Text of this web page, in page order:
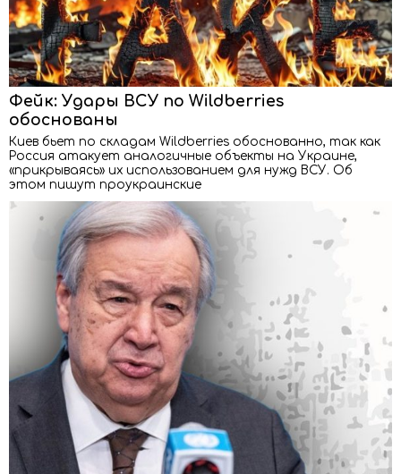
Фейк: Удары ВСУ по Wildberries
обоснованы
Киев бьет по складам Wildberries обоснованно, так как
Россия атакует аналогичные объекты на Украине,
«прикрываясь» их использованием для нужд ВСУ. Об
этом пишут проукраинские